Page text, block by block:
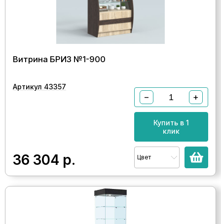
Витрина БРИЗ №1-900
Артикул 43357
36 304 р.
− +
Купить в 1
клик
Цвет